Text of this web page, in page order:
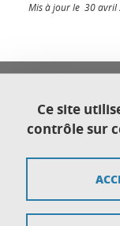
Mis à jour le 30 avril
Université
Direction
international et
38058 Grenoble
Plan du site
Ce site
contrôle sur